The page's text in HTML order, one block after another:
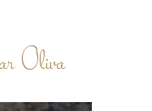
Oliva